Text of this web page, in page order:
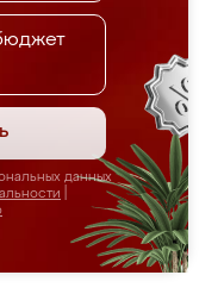
данных